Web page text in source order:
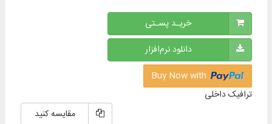
خریـد پسـتی
دانلود نرم‌افزار
ترافیک داخلی
مقایسه کنید